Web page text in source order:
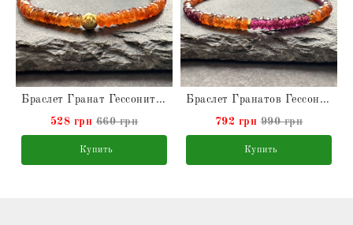
Браслет Гранат Гессонит натуральный
528 грн 660 грн
Купить
Браслет Гранатов Гессонит и Альмандин натуральные
792 грн 990 грн
Купить